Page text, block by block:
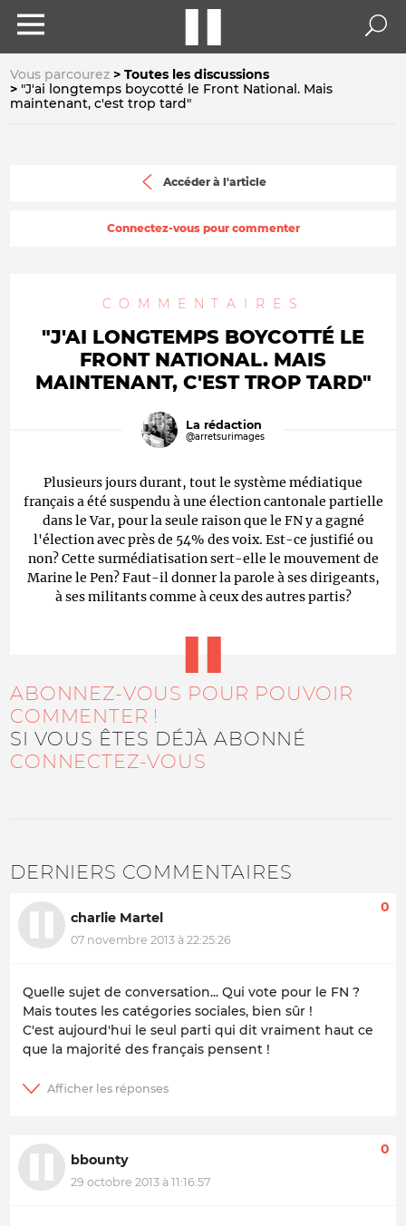
Vous parcourez
Toutes les discussions
"J'ai longtemps boycotté le Front National. Mais
maintenant, c'est trop tard"
Accéder à l'article
Connectez-vous pour commenter
COMMENTAIRES
"J'AI LONGTEMPS BOYCOTTÉ LE
FRONT NATIONAL. MAIS
MAINTENANT, C'EST TROP TARD"
La rédaction
@arretsurimages
Plusieurs jours durant, tout le système médiatique
français a été suspendu à une élection cantonale partielle
dans le Var, pour la seule raison que le FN y a gagné
l'élection avec près de 54% des voix. Est-ce justifié ou
non? Cette surmédiatisation sert-elle le mouvement de
Marine le Pen? Faut-il donner la parole à ses dirigeants,
à ses militants comme à ceux des autres partis?
ABONNEZ-VOUS POUR POUVOIR
COMMENTER !
SI VOUS ÊTES DÉJÀ ABONNÉ
CONNECTEZ-VOUS
DERNIERS COMMENTAIRES
charlie Martel
07 novembre 2013 à 22:25:26
0
Quelle sujet de conversation... Qui vote pour le FN ?
Mais toutes les catégories sociales, bien sûr !
C'est aujourd'hui le seul parti qui dit vraiment haut ce
que la majorité des français pensent !
bbounty
29 octobre 2013 à 11:16:57
0